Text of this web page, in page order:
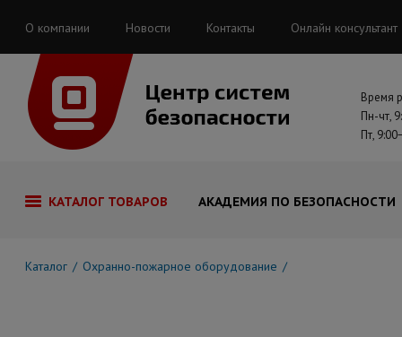
О компании Новости Контакты Онлайн консультант
Время
Пн-чт,
Пт,
КАТАЛОГ ТОВАРОВ АКАДЕМИЯ ПО БЕЗОПАСНОСТИ
Каталог Охранно-пожарное оборудование